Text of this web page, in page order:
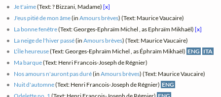
Je t'aime(Text: ? Bizzani, Madame)[x]
J'eus pitié de mon âme(inAmours brèves) (Text: Maurice Vaucaire)
La bonne fenêtre(Text: Georges-Ephraïm Michel , as Ephraïm Mikhaël)[x]
La neige de l'hiver passé(inAmours brèves) (Text: Maurice Vaucaire)
L'Île heureuse(Text: Georges-Ephraïm Michel , as Éphraïm Mikhaël) ENG ITA
Ma barque(Text: Henri Francois-Joseph de Régnier)
Nos amours n'auront pas duré(inAmours brèves) (Text: Maurice Vaucaire)
Nuit d'automne(Text: Henri Francois-Joseph de Régnier) ENG